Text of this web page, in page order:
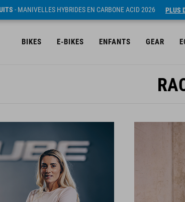
- MANIVELLES HYBRIDES EN CARBONE ACID 2026 PLUS
BIKES E-BIKES ENFANTS GEAR